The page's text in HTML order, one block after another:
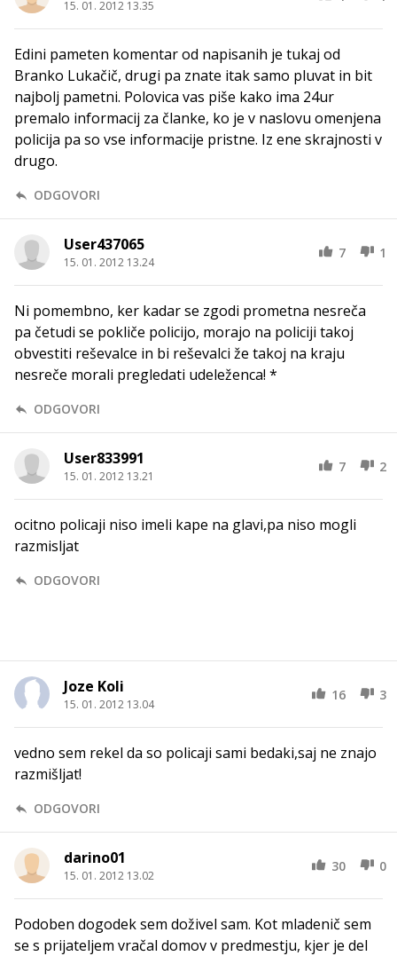
15. 01. 2012 13.35
Edini pameten komentar od napisanih je tukaj od
Branko Lukačič, drugi pa znate itak samo pluvat in bit
najbolj pametni. Polovica vas piše kako ima 24ur
premalo informacij za članke, ko je v naslovu omenjena
policija pa so vse informacije pristne. Iz ene skrajnosti v
drugo.
ODGOVORI
User437065
15. 01. 2012 13.24
7 1
Ni pomembno, ker kadar se zgodi prometna nesreča
pa četudi se pokliče policijo, morajo na policiji takoj
obvestiti reševalce in bi reševalci že takoj na kraju
nesreče morali pregledati udeleženca! *
ODGOVORI
User833991
15. 01. 2012 13.21
7 2
ocitno policaji niso imeli kape na glavi,pa niso mogli
razmisljat
ODGOVORI
Joze Koli
15. 01. 2012 13.04
16 3
vedno sem rekel da so policaji sami bedaki,saj ne znajo
razmišljat!
ODGOVORI
darino01
15. 01. 2012 13.02
30 0
Podoben dogodek sem doživel sam. Kot mladenič sem
se s prijateljem vračal domov v predmestju, kjer je del